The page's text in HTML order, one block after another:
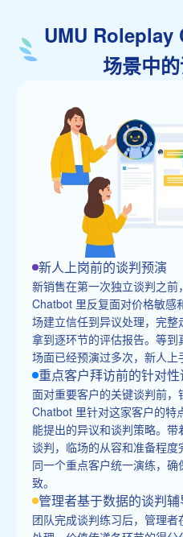
UMU Roleplay
场景中
新人上岗前的谈判预演
新销售在第一次独立谈判之
Chatbot 里反复面对价格敏感
场建立信任到异议处理，完
拿到逐环节的评估报告。等
场面已经预演过多次，新人上
重点客户拜访前的针对性
面对重要客户的关键谈判前
Chatbot 里针对这家客户的特
能提出的异议和谈判策略。
谈判，临场的从容和准备程
同一个重点客户统一演练，
致。
管理者基于数据的谈判
团队完成谈判练习后，管理